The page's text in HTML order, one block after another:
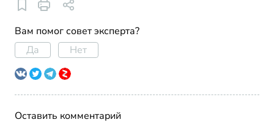
Вам помог совет эксперта?
Да
Нет
Оставить комментарий